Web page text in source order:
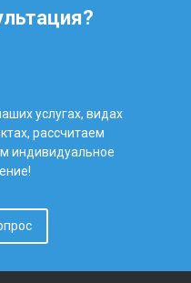
услугах, видах
рассчитаем
индивидуальное